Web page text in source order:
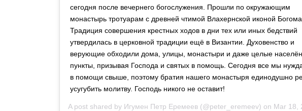
сегодня после вечернего богослужения. Прошли по окружающим
монастырь тротуарам с древней чтимой Влахернской иконой
Традиция совершения крестных ходов в дни тех или иных бедствий
утвердилась в церковной традиции ещё в Византии. Духовенство и
верующие обходили дома, улицы, монастыри и даже целые
пункты, призывая Господа и святых в помощь. Сегодня все мы
в помощи свыше, поэтому братия нашего монастыря единодушно
усугубить молитву. Господь никого не оставит!
A post shared by Игумен Петр Еремеев (@peter_eremeev) on Mar 18, 2020 at